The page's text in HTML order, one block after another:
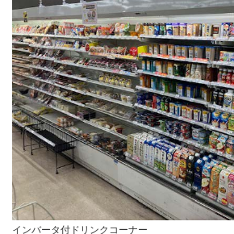
インバータ付ドリンクコーナー